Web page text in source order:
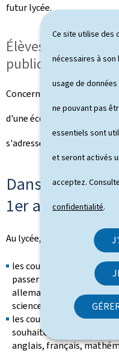
Ce site utilise des
nécessaires à
usage de
ne pouvant pas
essentiels sont
et seront activés
acceptez.
confidentialité.
futur lycée.
Élèves des écoles
publiques
Concernant les élèves qui
d'une école internationale
s'adresser directement au
Dans
1er au 12
Au lycée, deux types de
les cours de rattrapage
passer une épreuve
allemand, anglais,
sciences naturelles,
les cours de remise à
souhaitent combler leurs
anglais, français,